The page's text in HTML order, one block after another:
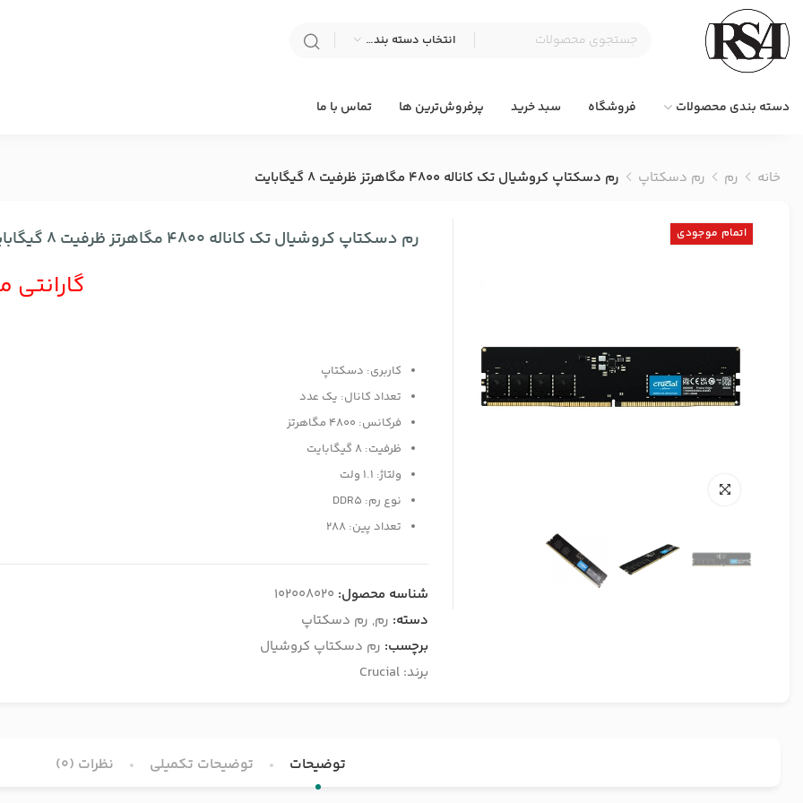
انتخاب دسته بندی
دسته بندی محصولات فروشگاه سبد خرید پرفروش‌ترین ها تماس با ما
خانه رم رم دسکتاپ رم دسکتاپ کروشیال تک کاناله 4800 مگاهرتز ظرفیت 8 گیگابایت
اتمام موجودی رم دسکتاپ کروشیال تک کاناله 4800 مگاهرتز ظرفیت 8 گیگابایت
گارانتی
کاربری: دسکتاپ
تعداد کانال: یک عدد
فرکانس: 4800 مگاهرتز
ظرفیت: 8 گیگابایت
ولتاژ: 1.1 ولت
نوع رم: DDR5
تعداد پین: 288
شناسه محصول: 102008020
دسته: رم, رم دسکتاپ
برچسب: رم دسکتاپ کروشیال
برند: Crucial
توضیحات توضیحات تکمیلی نظرات (0)